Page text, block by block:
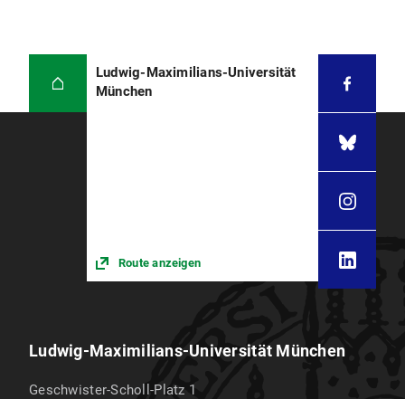
Ludwig-Maximilians-Universität
München
Route anzeigen
Ludwig-Maximilians-Universität München
Geschwister-Scholl-Platz 1